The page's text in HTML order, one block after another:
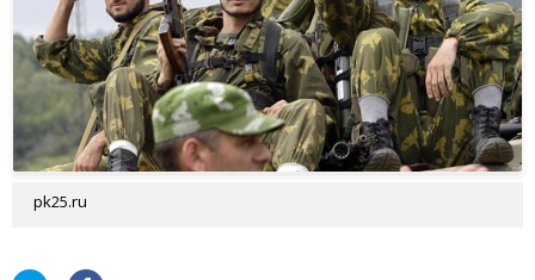
pk25.ru